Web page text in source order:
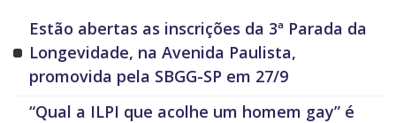
Estão abertas as inscrições da 3ª Parada da
Longevidade, na Avenida Paulista,
promovida pela SBGG-SP em 27/9
“Qual a ILPI que acolhe um homem gay” é